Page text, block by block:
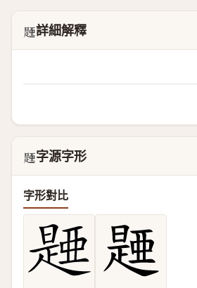
𣊰詳細解釋
𣊰 字源字形
字形對比